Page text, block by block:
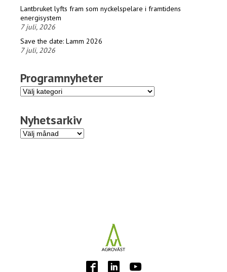
Lantbruket lyfts fram som nyckelspelare i framtidens
energisystem
7 juli, 2026
Save the date: Lamm 2026
7 juli, 2026
Programnyheter
Programnyheter
Nyhetsarkiv
Nyhetsarkiv